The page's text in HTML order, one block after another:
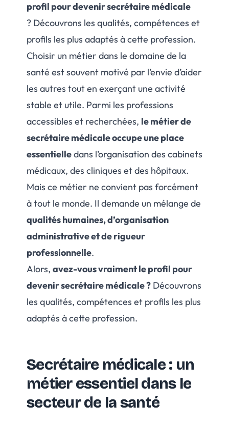
profil pour devenir secrétaire médicale
? Découvrons les qualités, compétences et
profils les plus adaptés à cette profession.
Choisir un métier dans le domaine de la
santé est souvent motivé par l’envie d’aider
les autres tout en exerçant une activité
stable et utile. Parmi les professions
accessibles et recherchées, le métier de
secrétaire médicale occupe une place
essentielledans l’organisation des cabinets
médicaux, des cliniques et des hôpitaux.
Mais ce métier ne convient pas forcément
à tout le monde. Il demande un mélange de
qualités humaines, d’organisation
administrative et de rigueur
professionnelle.
Alors, avez-vous vraiment le profil pour
devenir secrétaire médicale ? Découvrons
les qualités, compétences et profils les plus
adaptés à cette profession.
Secrétaire médicale : un
métier essentiel dans le
secteur de la santé